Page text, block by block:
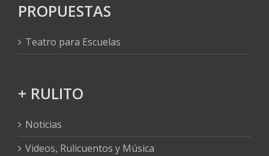
PROPUESTAS
Teatro para Escuelas
+ RULITO
Noticias
Videos, Rulicuentos y Música